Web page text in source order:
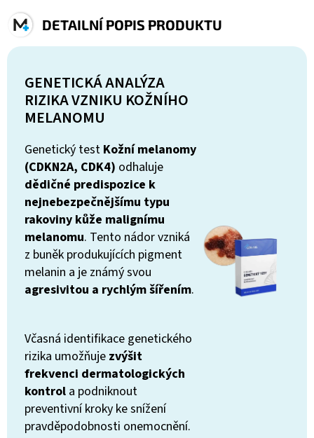
DETAILNÍ POPIS PRODUKTU
GENETICKÁ ANALÝZA
RIZIKA VZNIKU KOŽNÍHO
MELANOMU
Genetický test Kožní melanomy
(CDKN2A, CDK4) odhaluje
dědičné predispozice k
nejnebezpečnějšímu typu
rakoviny kůže malignímu
melanomu. Tento nádor vzniká
z buněk produkujících pigment
melanin a je známý svou
agresivitou a rychlým šířením.
Včasná identifikace genetického
rizika umožňuje zvýšit
frekvenci dermatologických
kontrol a podniknout
preventivní kroky ke snížení
pravděpodobnosti onemocnění.